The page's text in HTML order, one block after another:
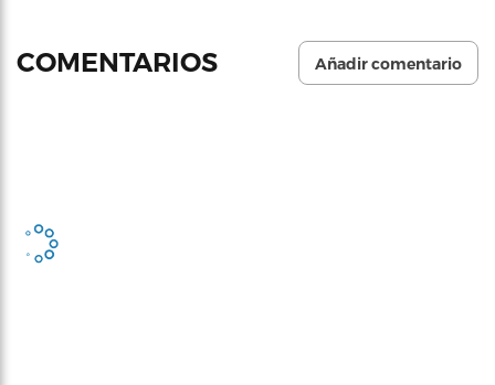
COMENTARIOS Añadir comentario